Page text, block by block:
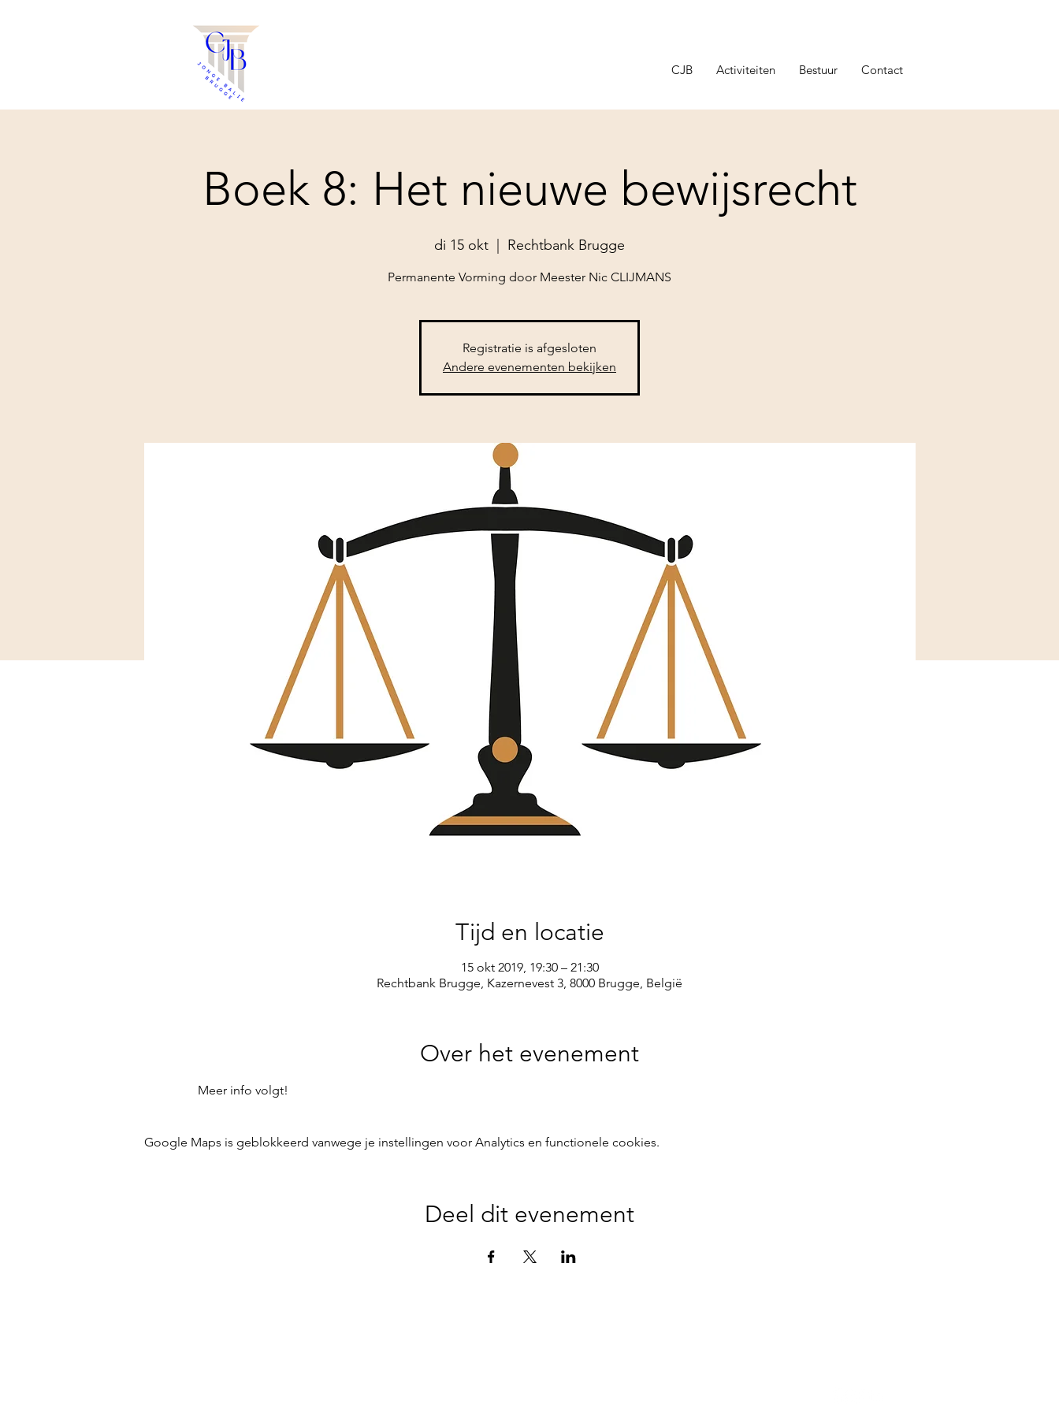
CJB Activiteiten Bestuur Contact
Boek 8: Het nieuwe bewijsrecht
di 15 okt Rechtbank Brugge
Permanente Vorming door Meester Nic CLIJMANS
Registratie is afgesloten
Andere evenementen bekijken
Tijd en locatie
15 okt 2019, 19:30 – 21:30
Rechtbank Brugge, Kazernevest 3, 8000 Brugge, België
Over het evenement
Meer info volgt!
Google Maps is geblokkeerd vanwege je instellingen voor Analytics en functionele cookies.
Deel dit evenement